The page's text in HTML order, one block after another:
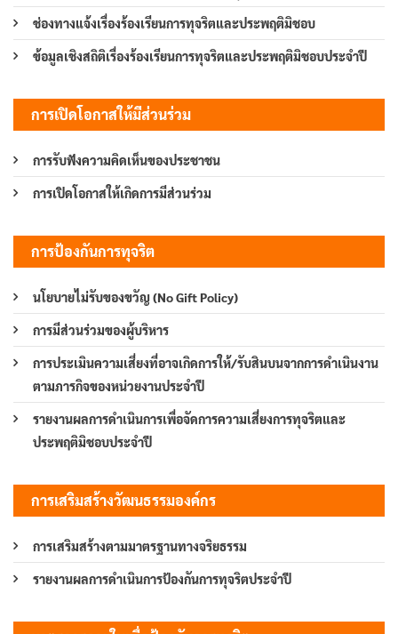
ช่องทางแจ้งเรื่องร้องเรียนการทุจริตและประพฤติมิชอบ
ข้อมูลเชิงสถิติเรื่องร้องเรียนการทุจริตและประพฤติมิชอบประจำปี
การเปิดโอกาสให้มีส่วนร่วม
การรับฟังความคิดเห็นของประชาชน
การเปิดโอกาสให้เกิดการมีส่วนร่วม
การป้องกันการทุจริต
นโยบายไม่รับของขวัญ (No Gift Policy)
การมีส่วนร่วมของผู้บริหาร
การประเมินความเสี่ยงที่อาจเกิดการให้/รับสินบนจากการดำเนินงาน
ตามภารกิจของหน่วยงานประจำปี
รายงานผลการดำเนินการเพื่อจัดการความเสี่ยงการทุจริตและ
ประพฤติมิชอบประจำปี
การเสริมสร้างวัฒนธรรมองค์กร
การเสริมสร้างตามมาตรฐานทางจริยธรรม
รายงานผลการดำเนินการป้องกันการทุจริตประจำปี